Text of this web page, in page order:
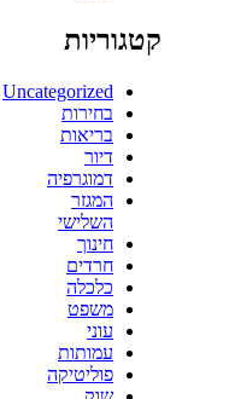
קטגוריות
Uncategorized
בחירות
בריאות
דיור
דמוגרפיה
המגזר
השלישי
חינוך
חרדים
כלכלה
משפט
עוני
עמותות
פוליטיקה